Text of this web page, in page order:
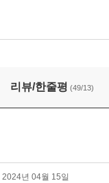
리뷰/한줄평 (49/13)
2024년 04월 15일